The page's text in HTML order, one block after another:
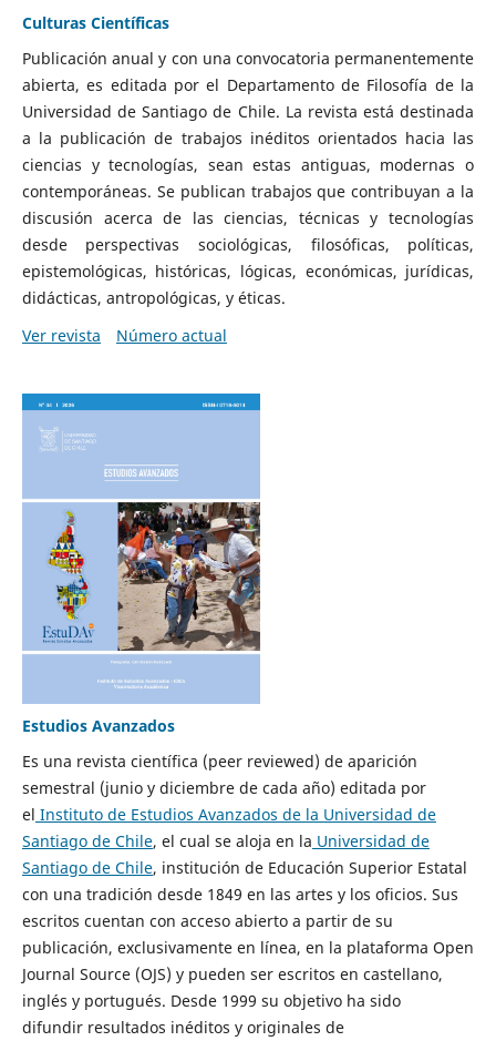
Culturas Científicas
Publicación anual y con una convocatoria permanentemente
abierta, es editada por el Departamento de Filosofía de la
Universidad de Santiago de Chile. La revista está destinada
a la publicación de trabajos inéditos orientados hacia las
ciencias y tecnologías, sean estas antiguas, modernas o
contemporáneas. Se publican trabajos que contribuyan a la
discusión acerca de las ciencias, técnicas y tecnologías
desde perspectivas sociológicas, filosóficas, políticas,
epistemológicas, históricas, lógicas, económicas, jurídicas,
didácticas, antropológicas, y éticas.
Ver revista
Número actual
Estudios Avanzados
Es una revista científica (peer reviewed) de aparición
semestral (junio y diciembre de cada año) editada por
el Instituto de Estudios Avanzados de la Universidad de
Santiago de Chile, el cual se aloja en la Universidad de
Santiago de Chile, institución de Educación Superior Estatal
con una tradición desde 1849 en las artes y los oficios. Sus
escritos cuentan con acceso abierto a partir de su
publicación, exclusivamente en línea, en la plataforma Open
Journal Source (OJS) y pueden ser escritos en castellano,
inglés y portugués. Desde 1999 su objetivo ha sido
difundir resultados inéditos y originales de